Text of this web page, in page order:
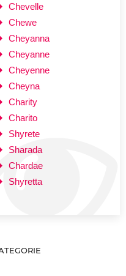
Chevelle
Chewe
Cheyanna
Cheyanne
Cheyenne
Cheyna
Charity
Charito
Shyrete
Sharada
Chardae
Shyretta